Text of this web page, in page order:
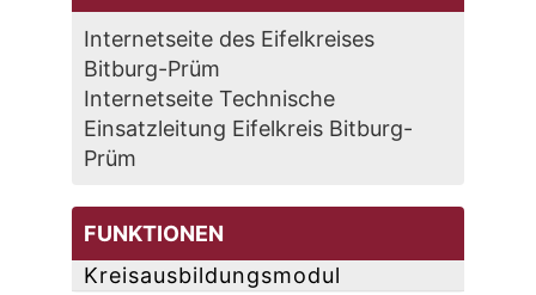
Internetseite des Eifelkreises
Bitburg-Prüm
Internetseite Technische
Einsatzleitung Eifelkreis Bitburg-
Prüm
FUNKTIONEN
Kreisausbildungsmodul